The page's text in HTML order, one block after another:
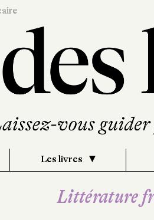
Les livres
Littérature